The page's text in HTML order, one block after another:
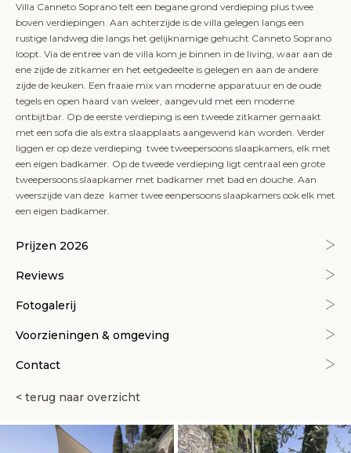
Villa Canneto Soprano telt een begane grond verdieping plus twee
boven verdiepingen. Aan achterzijde is de villa gelegen langs een
rustige landweg die langs het gelijknamige gehucht Canneto Soprano
loopt. Via de entree van de villa kom je binnen in de living, waar aan de
ene zijde de zitkamer en het eetgedeelte is gelegen en aan de andere
zijde de keuken. Een fraaie mix van moderne apparatuur en de oude
tegels en open haard van weleer, aangevuld met een moderne
ontbijtbar. Op de eerste verdieping is een tweede zitkamer gemaakt
met een sofa die als extra slaapplaats aangewend kan worden. Verder
liggen er op deze verdieping twee tweepersoons slaapkamers, elk met
een eigen badkamer. Op de tweede verdieping ligt centraal een grote
tweepersoons slaapkamer met badkamer met bad en douche. Aan
weerszijde van deze kamer twee eenpersoons slaapkamers ook elk met
een eigen badkamer.
Prijzen 2026
Reviews
Fotogalerij
Voorzieningen & omgeving
Contact
< terug naar overzicht